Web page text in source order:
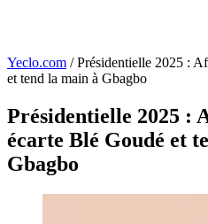
Yeclo.com / Présidentielle 2025 :
et tend la main à Gbagbo
Présidentielle 2025 :
écarte Blé Goudé et
Gbagbo